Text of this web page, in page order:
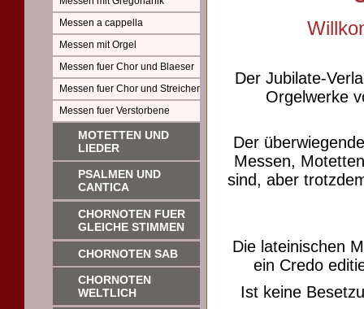
Messen a cappella
Messen mit Orgel
Messen fuer Chor und Blaeser
Messen fuer Chor und Streicher
Messen fuer Verstorbene
MOTETTEN UND
LIEDER
PSALMEN UND
CANTICA
CHORNOTEN FUER
GLEICHE STIMMEN
CHORNOTEN SAB
CHORNOTEN
WELTLICH
Der Jubilate-
Orgelwerke
Der
Messen,
sind, aber
Die lateinischen
ein Credo
Ist keine